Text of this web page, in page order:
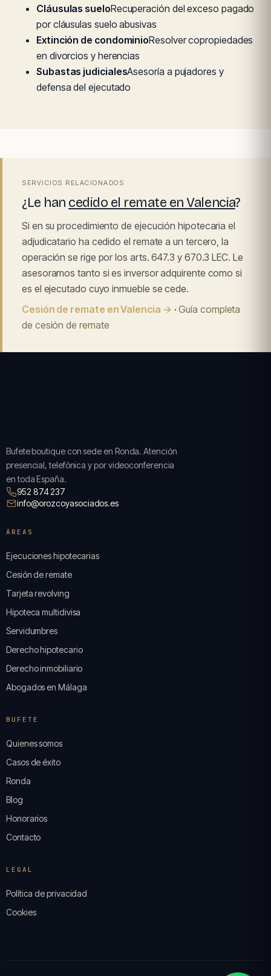
Cláusulas sueloRecuperación del exceso pagado
por cláusulas suelo abusivas
Extinción de condominioResolver copropiedades
en divorcios y herencias
Subastas judicialesAsesoría a pujadores y
defensa del ejecutado
SERVICIOS RELACIONADOS
¿Le han cedido el remate en Valencia?
Si en su procedimiento de ejecución hipotecaria el
adjudicatario ha cedido el remate a un tercero, la
operación se rige por los arts. 647.3 y 670.3 LEC. Le
asesoramos tanto si es inversor adquirente como si
es el ejecutado cuyo inmueble se cede.
Cesión de remate en Valencia → ·Guía completa
de cesión de remate
Bufete boutique con sede en Ronda. Atención
presencial, telefónica y por videoconferencia
en toda España.
952 874 237
info@orozcoyasociados.es
ÁREAS
Ejecuciones hipotecarias
Cesión de remate
Tarjeta revolving
Hipoteca multidivisa
Servidumbres
Derecho hipotecario
Derecho inmobiliario
Abogados en Málaga
BUFETE
Quienes somos
Casos de éxito
Ronda
Blog
Honorarios
Contacto
LEGAL
Política de privacidad
Cookies